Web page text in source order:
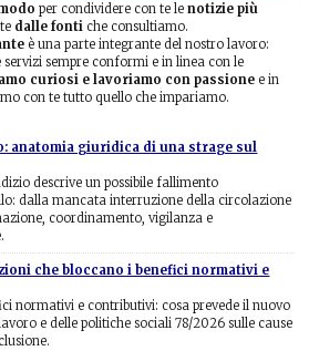
per condividere con te lenotizie più
dalle fonti che consultiamo.
è una parte integrante del nostro lavoro:
sempre conformi e in linea con le
curiosi e lavoriamo con passione e in
con te tutto quello che impariamo.
anatomia giuridica di una strage sul
descrive un possibile fallimento
dalla mancata interruzione della circolazione
coordinamento, vigilanza e
che bloccano i benefici normativi e
normativi e contributivi: cosa prevede il nuovo
e delle politiche sociali 78/2026 sulle cause